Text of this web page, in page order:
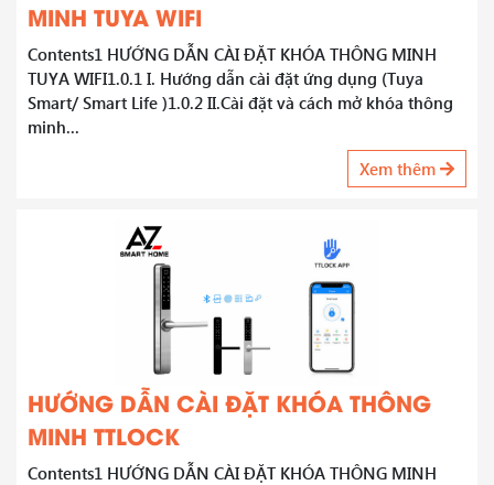
MINH TUYA WIFI
Contents1 HƯỚNG DẪN CÀI ĐẶT KHÓA THÔNG MINH
TUYA WIFI1.0.1 I. Hướng dẫn cài đặt ứng dụng (Tuya
Smart/ Smart Life )1.0.2 II.Cài đặt và cách mở khóa thông
minh...
Xem thêm
HƯỚNG DẪN CÀI ĐẶT KHÓA THÔNG
MINH TTLOCK
Contents1 HƯỚNG DẪN CÀI ĐẶT KHÓA THÔNG MINH